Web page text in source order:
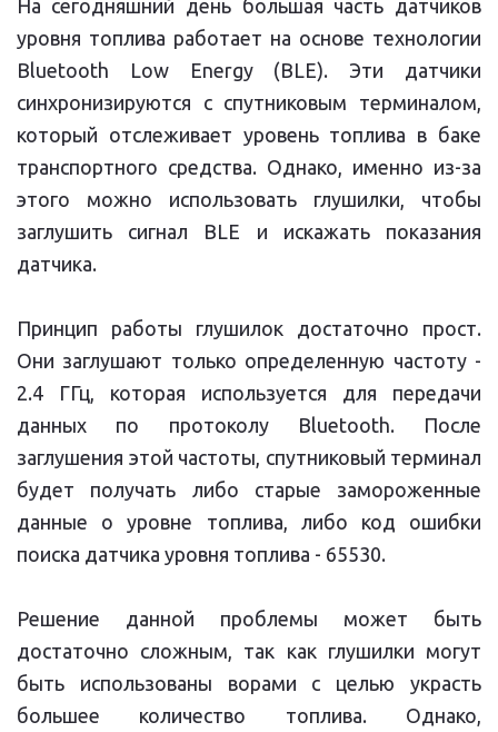
На сегодняшний день большая часть датчиков
уровня топлива работает на основе технологии
Bluetooth Low Energy (BLE). Эти датчики
синхронизируются с спутниковым терминалом,
который отслеживает уровень топлива в баке
транспортного средства. Однако, именно из-за
этого можно использовать глушилки, чтобы
заглушить сигнал BLE и искажать показания
датчика.
Принцип работы глушилок достаточно прост.
Они заглушают только определенную частоту -
2.4 ГГц, которая используется для передачи
данных по протоколу Bluetooth. После
заглушения этой частоты, спутниковый терминал
будет получать либо старые замороженные
данные о уровне топлива, либо код ошибки
поиска датчика уровня топлива - 65530.
Решение данной проблемы может быть
достаточно сложным, так как глушилки могут
быть использованы ворами с целью украсть
большее количество топлива. Однако,